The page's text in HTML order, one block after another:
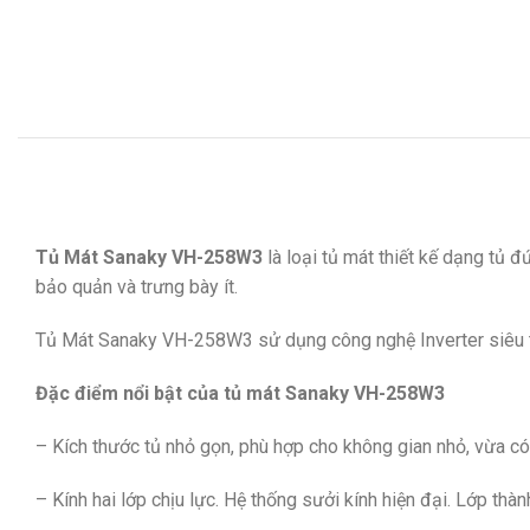
Tủ Mát Sanaky VH-258W3 là loại tủ mát thiết kế dạng tủ
bảo quản và trưng bày ít.
Tủ Mát Sanaky VH-258W3 sử dụng công nghệ Inverter
Đặc điểm nổi bật của tủ mát Sanaky VH-258W3
– Kích thước tủ nhỏ gọn, phù hợp cho không gian nhỏ, vừa
– Kính hai lớp chịu lực. Hệ thống sưởi kính hiện đại. Lớp